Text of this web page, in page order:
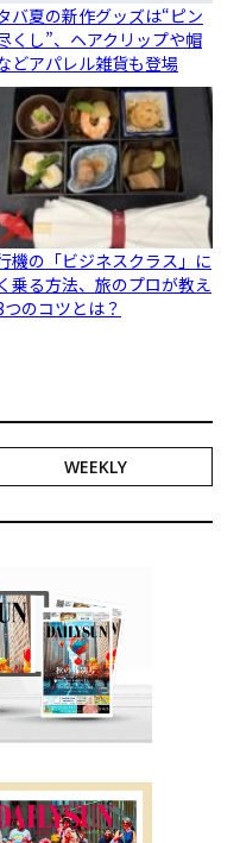
バ夏の新作グッズは“ピン
くし”、ヘアクリップや帽
どアパレル雑貨も登場
機の「ビジネスクラス」に
乗る方法、旅のプロが教え
つのコツとは？
WEEKLY